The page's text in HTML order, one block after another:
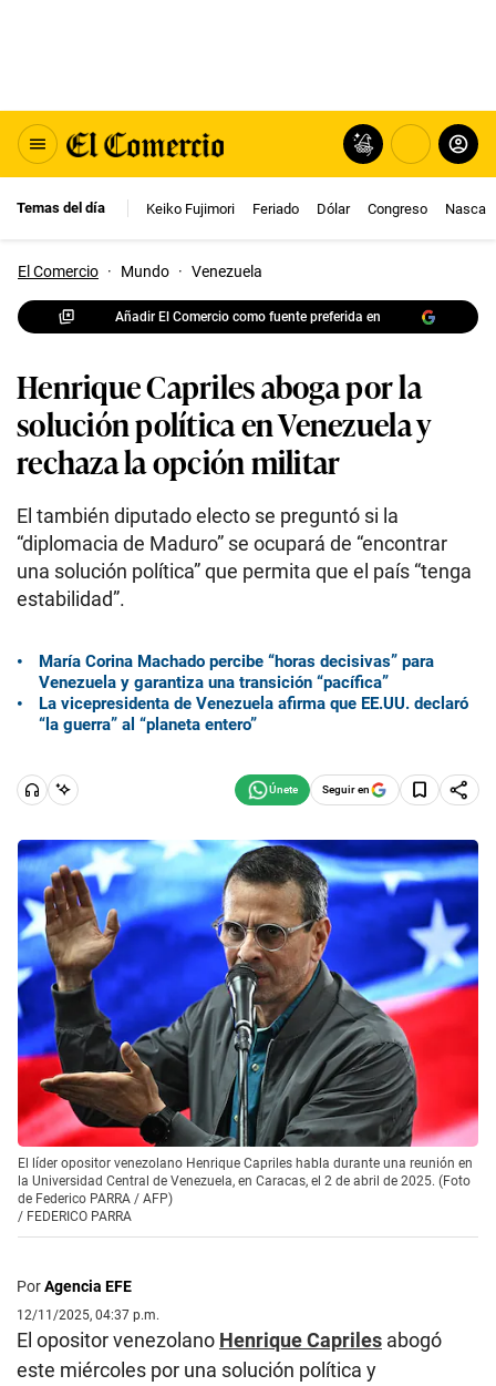
Temas del día Keiko Fujimori Feriado Dólar Congreso Nasca
El Comercio · Mundo · Venezuela
Añadir El Comercio como fuente preferida en
Henrique Capriles aboga por la
solución política en Venezuela y
rechaza la opción militar
El también diputado electo se preguntó si la
“diplomacia de Maduro” se ocupará de “encontrar
una solución política” que permita que el país “tenga
estabilidad”.
María Corina Machado percibe “horas decisivas” para
Venezuela y garantiza una transición “pacífica”
La vicepresidenta de Venezuela afirma que EE.UU. declaró
“la guerra” al “planeta entero”
Seguir en
El líder opositor venezolano Henrique Capriles habla durante una reunión en
la Universidad Central de Venezuela, en Caracas, el 2 de abril de 2025. (Foto
de Federico PARRA / AFP)
/ FEDERICO PARRA
PorAgencia EFE
12/11/2025, 04:37 p.m.
El opositor venezolano Henrique Capriles abogó
este miércoles por una solución política y